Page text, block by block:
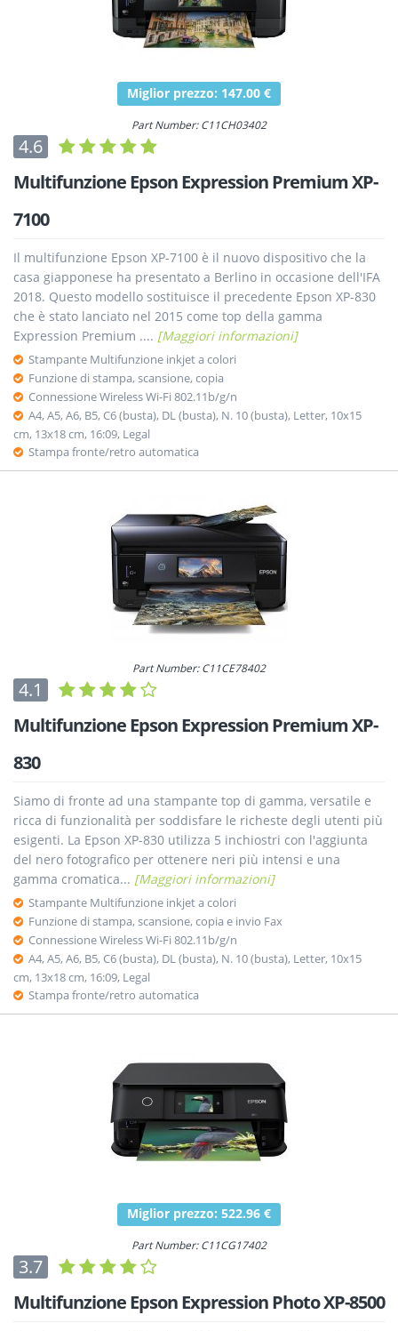
Miglior prezzo: 147.00 €
Part Number: C11CH03402
4.6
Multifunzione Epson Expression Premium XP-
7100
Il multifunzione Epson XP-7100 è il nuovo dispositivo che la
casa giapponese ha presentato a Berlino in occasione dell'IFA
2018. Questo modello sostituisce il precedente Epson XP-830
che è stato lanciato nel 2015 come top della gamma
Expression Premium .... [Maggiori informazioni]
Stampante Multifunzione inkjet a colori
Funzione di stampa, scansione, copia
Connessione Wireless Wi-Fi 802.11b/g/n
A4, A5, A6, B5, C6 (busta), DL (busta), N. 10 (busta), Letter, 10x15
cm, 13x18 cm, 16:09, Legal
Stampa fronte/retro automatica
Part Number: C11CE78402
4.1
Multifunzione Epson Expression Premium XP-
830
Siamo di fronte ad una stampante top di gamma, versatile e
ricca di funzionalità per soddisfare le richeste degli utenti più
esigenti. La Epson XP-830 utilizza 5 inchiostri con l'aggiunta
del nero fotografico per ottenere neri più intensi e una
gamma cromatica... [Maggiori informazioni]
Stampante Multifunzione inkjet a colori
Funzione di stampa, scansione, copia e invio Fax
Connessione Wireless Wi-Fi 802.11b/g/n
A4, A5, A6, B5, C6 (busta), DL (busta), N. 10 (busta), Letter, 10x15
cm, 13x18 cm, 16:09, Legal
Stampa fronte/retro automatica
Miglior prezzo: 522.96 €
Part Number: C11CG17402
3.7
Multifunzione Epson Expression Photo XP-8500